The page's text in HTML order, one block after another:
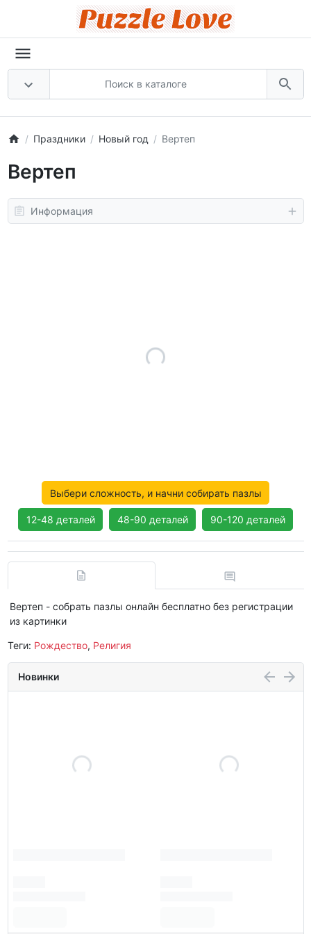
Праздники Новый год Вертеп
Вертеп
Информация
Выбери сложность, и начни собирать пазлы
12-48 деталей 48-90 деталей 90-120 деталей
Вертеп - собрать пазлы онлайн бесплатно без регистрации
из картинки
Теги: Рождество, Религия
Новинки